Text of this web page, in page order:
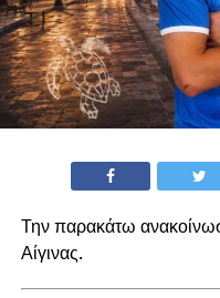
Την παρακάτω
Αίγινας.